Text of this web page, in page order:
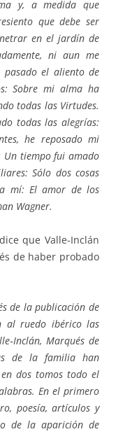
y, a medida que
que debe ser
en el jardín de
ni aun me
pasado el aliento de
Sobre mi alma ha
todas las Virtudes.
todas las alegrías:
he reposado mi
Un tiempo fui amado
Sólo dos cosas
mí: El amor de los
Wagner.
que Valle-Inclán
de haber probado
de la publicación de
al ruedo ibérico las
Marqués de
de la familia han
dos tomos todo el
En el primero
poesía, artículos y
de la aparición de